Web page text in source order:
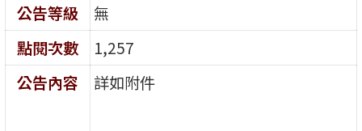
公告等級
無
點閱次數
1,257
公告內容
詳如附件